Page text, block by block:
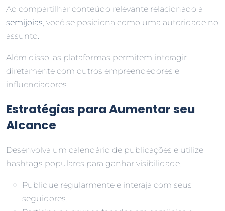
Ao compartilhar conteúdo relevante relacionado a
semijoias, você se posiciona como uma autoridade no
assunto.
Além disso, as plataformas permitem interagir
diretamente com outros empreendedores e
influenciadores.
Estratégias para Aumentar seu
Alcance
Desenvolva um calendário de publicações e utilize
hashtags populares para ganhar visibilidade.
Publique regularmente e interaja com seus
seguidores.